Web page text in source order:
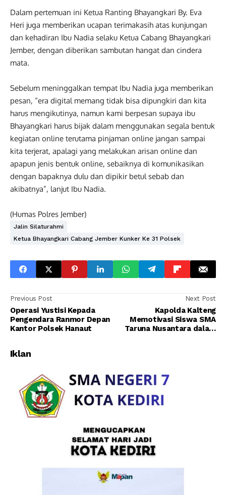
Dalam pertemuan ini Ketua Ranting Bhayangkari By. Eva
Heri juga memberikan ucapan terimakasih atas kunjungan
dan kehadiran Ibu Nadia selaku Ketua Cabang Bhayangkari
Jember, dengan diberikan sambutan hangat dan cindera
mata.
Sebelum meninggalkan tempat Ibu Nadia juga memberikan
pesan, “era digital memang tidak bisa dipungkiri dan kita
harus mengikutinya, namun kami berpesan supaya ibu
Bhayangkari harus bijak dalam menggunakan segala bentuk
kegiatan online terutama pinjaman online jangan sampai
kita terjerat, apalagi yang melakukan arisan online dan
apapun jenis bentuk online, sebaiknya di komunikasikan
dengan bapaknya dulu dan dipikir betul sebab dan
akibatnya”, lanjut Ibu Nadia.
(Humas Polres Jember)
Jalin Silaturahmi
Ketua Bhayangkari Cabang Jember Kunker Ke 31 Polsek
Previous Post
Operasi Yustisi Kepada
Pengendara Ranmor Depan
Kantor Polsek Hanaut
Next Post
Kapolda Kalteng
Memotivasi Siswa SMA
Taruna Nusantara dalam
Iklan